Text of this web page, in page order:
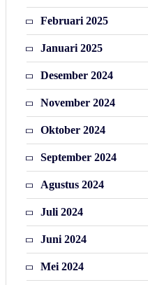
Februari 2025
Januari 2025
Desember 2024
November 2024
Oktober 2024
September 2024
Agustus 2024
Juli 2024
Juni 2024
Mei 2024